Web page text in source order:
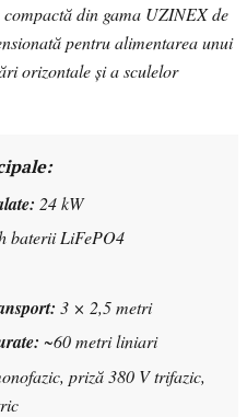
din gama UZINEX de
pentru alimentarea unui
orizontale și a sculelor
24 kW
baterii LiFePO4
3 × 2,5 metri
~60 metri liniari
priză 380 V trifazic,